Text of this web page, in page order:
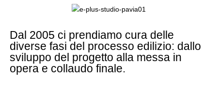
Dal 2005 ci prendiamo cura delle
diverse fasi del processo edilizio: dallo
sviluppo del progetto alla messa in
opera e collaudo finale.